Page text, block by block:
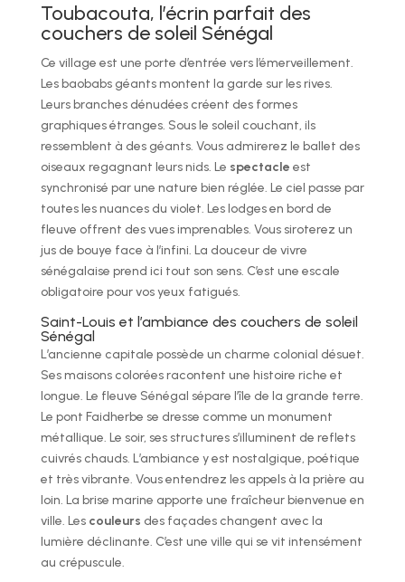
Toubacouta, l’écrin parfait des
couchers de soleil Sénégal
Ce village est une porte d’entrée vers l’émerveillement.
Les baobabs géants montent la garde sur les rives.
Leurs branches dénudées créent des formes
graphiques étranges. Sous le soleil couchant, ils
ressemblent à des géants. Vous admirerez le ballet des
oiseaux regagnant leurs nids. Le spectacle est
synchronisé par une nature bien réglée. Le ciel passe par
toutes les nuances du violet. Les lodges en bord de
fleuve offrent des vues imprenables. Vous siroterez un
jus de bouye face à l’infini. La douceur de vivre
sénégalaise prend ici tout son sens. C’est une escale
obligatoire pour vos yeux fatigués.
Saint-Louis et l’ambiance des couchers de soleil
Sénégal
L’ancienne capitale possède un charme colonial désuet.
Ses maisons colorées racontent une histoire riche et
longue. Le fleuve Sénégal sépare l’île de la grande terre.
Le pont Faidherbe se dresse comme un monument
métallique. Le soir, ses structures s’illuminent de reflets
cuivrés chauds. L’ambiance y est nostalgique, poétique
et très vibrante. Vous entendrez les appels à la prière au
loin. La brise marine apporte une fraîcheur bienvenue en
ville. Les couleurs des façades changent avec la
lumière déclinante. C’est une ville qui se vit intensément
au crépuscule.